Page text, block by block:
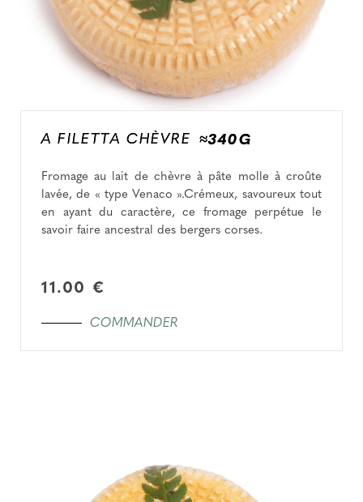
A FILETTA CHÈVRE ≈340G
Fromage au lait de chèvre à pâte molle à croûte
lavée, de « type Venaco ».Crémeux, savoureux tout
en ayant du caractère, ce fromage perpétue le
savoir faire ancestral des bergers corses.
11.00 €
COMMANDER